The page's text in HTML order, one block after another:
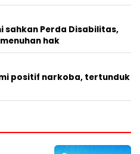
sahkan Perda Disabilitas,
hak
positif narkoba, tertunduk